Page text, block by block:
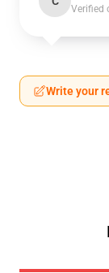
Verified
Write your